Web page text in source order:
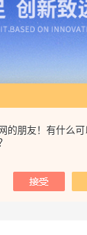
的朋友！有什么可
压局部放电监测